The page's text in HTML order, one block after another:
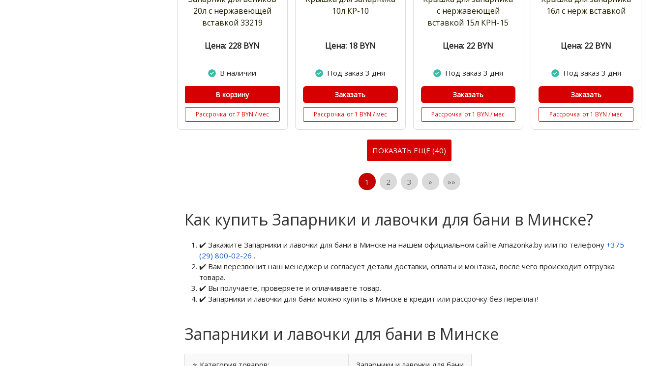
20л с нержавеющей
вставкой 33219
Цена: 228 BYN
В наличии
В корзину
Рассрочка от 7 BYN / мес
10л КР-10
Цена: 18 BYN
Под заказ 3 дня
Заказать
Рассрочка от 1 BYN / мес
с нержавеющей
вставкой 15л КРН-15
Цена: 22 BYN
Под заказ 3 дня
Заказать
Рассрочка от 1 BYN / мес
16л с нерж вставкой
Цена: 22 BYN
Под заказ 3 дня
Заказать
Рассрочка от 1 BYN / мес
ПОКАЗАТЬ ЕЩЕ (40)
1 2 3 » »»
Как купить Запарники и лавочки для бани в Минске?
✔️ Закажите Запарники и лавочки для бани в Минске на нашем официальном сайте Amazonka.by или по телефону +375
(29) 800-02-26 .
✔️ Вам перезвонит наш менеджер и согласует детали доставки, оплаты и монтажа, после чего происходит отгрузка
товара.
✔️ Вы получаете, проверяете и оплачиваете товар.
✔️ Запарники и лавочки для бани можно купить в Минске в кредит или рассрочку без переплат!
Запарники и лавочки для бани в Минске